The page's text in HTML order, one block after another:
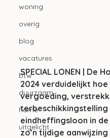
woning
overig
blog
vacatures
btw
duurzaam
home
uitgelicht
SPECIAL LONEN | De
2024 verduidelijkt
vergoeding,
terbeschikkingstelling
eindheffingsloon in
zo’n tijdige